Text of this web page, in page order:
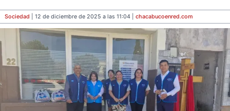
Sociedad | 12 de diciembre de 2025 a las 11:04 | chacabucoenred.com